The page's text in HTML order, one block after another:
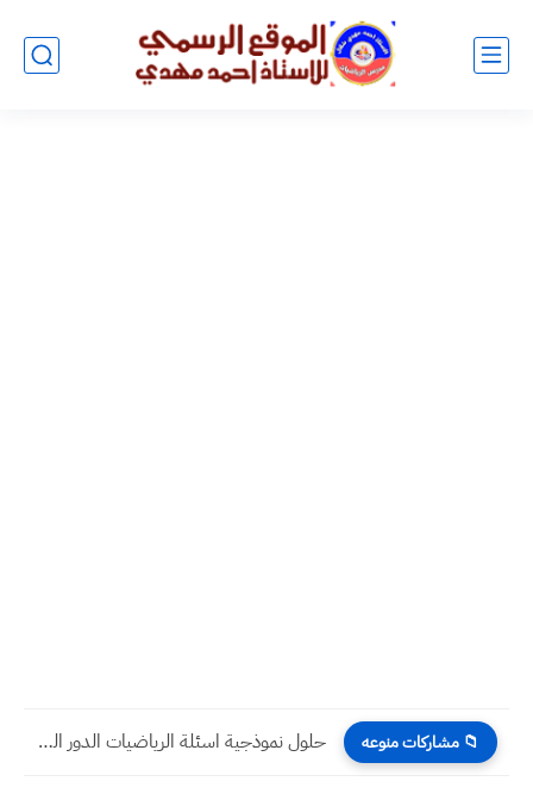
📁 مشاركات منوعه حلول نموذجية اسئلة الرياضيات الدور الثاني 2024 الثالث المتوسط